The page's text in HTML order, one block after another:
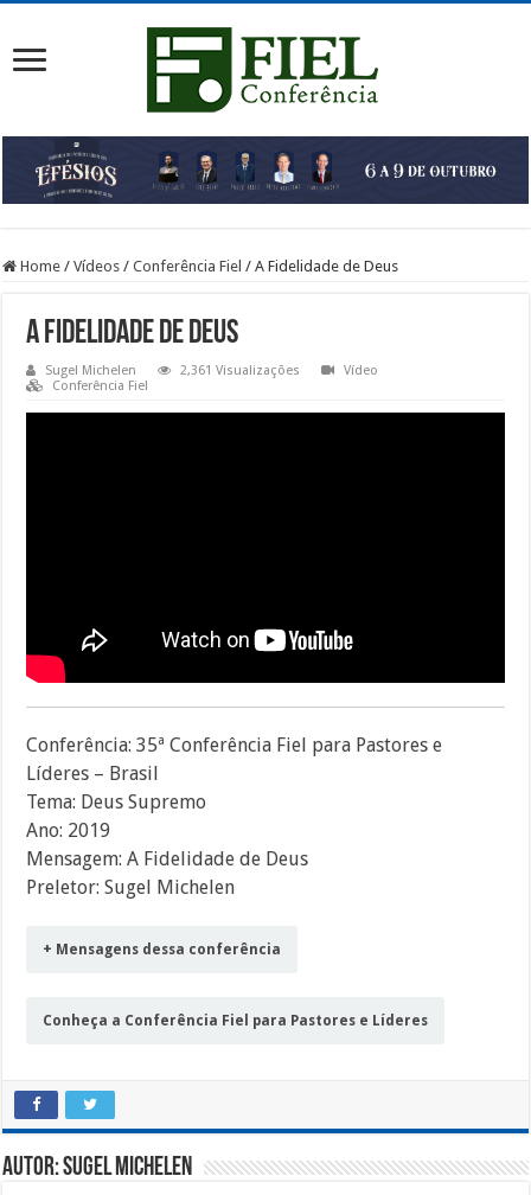
Home / Vídeos / Conferência Fiel / A Fidelidade de Deus
A Fidelidade de Deus
Sugel Michelen 2,361 Visualizações
Vídeo
Conferência Fiel
Conferência: 35ª Conferência Fiel para Pastores e
Líderes – Brasil
Tema: Deus Supremo
Ano: 2019
Mensagem: A Fidelidade de Deus
Preletor: Sugel Michelen
+ Mensagens dessa conferência
Conheça a Conferência Fiel para Pastores e Líderes
Autor: Sugel Michelen